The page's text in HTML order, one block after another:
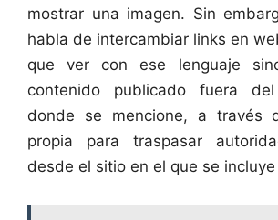
mostrar una imagen. Sin
habla de intercambiar links en
que ver con ese lenguaje
contenido publicado fuera
donde se mencione, a través
propia para traspasar
desde el sitio en el que se